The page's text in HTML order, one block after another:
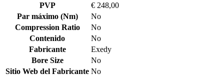
PVP
€ 248,00
Par máximo (Nm)
No
Compression Ratio
No
Contenido
No
Fabricante
Exedy
Bore Size
No
Sitio Web del Fabricante No